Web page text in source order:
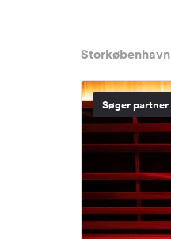
Storkøbenhavn
Søger partner